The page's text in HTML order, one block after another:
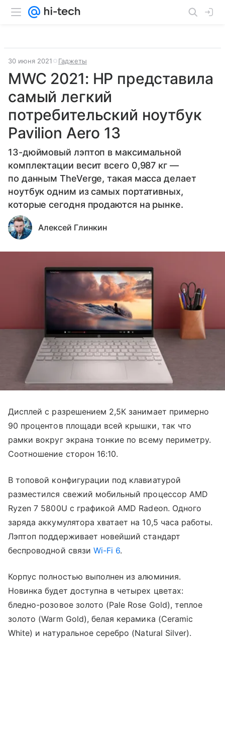
30 июня 2021 Гаджеты
MWC 2021: HP представила
самый легкий
потребительский ноутбук
Pavilion Aero 13
13-дюймовый лэптоп в максимальной
комплектации весит всего 0,987 кг —
по данным TheVerge, такая масса делает
ноутбук одним из самых портативных,
которые сегодня продаются на рынке.
Алексей Глинкин
Дисплей с разрешением 2,5К занимает примерно
90 процентов площади всей крышки, так что
рамки вокруг экрана тонкие по всему периметру.
Соотношение сторон 16:10.
В топовой конфигурации под клавиатурой
разместился свежий мобильный процессор AMD
Ryzen 7 5800U с графикой AMD Radeon. Одного
заряда аккумулятора хватает на 10,5 часа работы.
Лэптоп поддерживает новейший стандарт
беспроводной связи Wi-Fi 6.
Корпус полностью выполнен из алюминия.
Новинка будет доступна в четырех цветах:
бледно-розовое золото (Pale Rose Gold), теплое
золото (Warm Gold), белая керамика (Ceramic
White) и натуральное серебро (Natural Silver).